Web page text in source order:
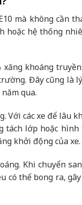
mà không cần
hoặc hệ thống
khoáng
Đây cũng là
qua.
các xe để lâu
tách lớp hoặc
khởi động của xe.
Khi chuyển
có thể bong ra,